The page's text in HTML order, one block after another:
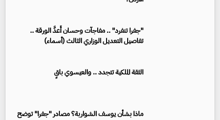
"جفرا تنفرد" .. مفاجآت وحسان أَعدَّ الورقة ..
تفاصيل التعديل الوزاري الثالث (أسماء)
الثقة الملكية تتجدد .. والعيسوي باقٍ
ماذا بشأن يوسف الشواربة؟ مصادر "جفرا" توضح